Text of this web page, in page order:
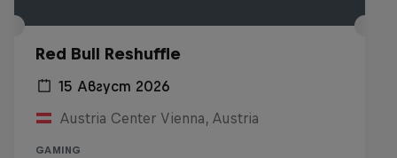
Red Bull Reshuffle
15 Август 2026
Austria Center Vienna, Austria
GAMING